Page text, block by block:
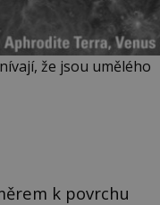
že jsou umělého
k povrchu